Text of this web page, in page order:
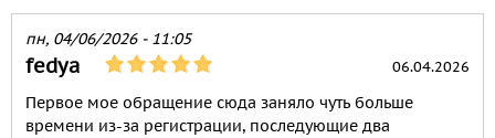
пн, 04/06/2026 - 11:05
fedya 06.04.2026
Первое мое обращение сюда заняло чуть больше
времени из-за регистрации, последующие два